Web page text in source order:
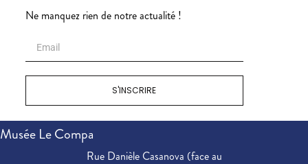
Ne manquez rien de notre actualité !
S'INSCRIRE
Musée Le Compa
Rue Danièle Casanova (face au